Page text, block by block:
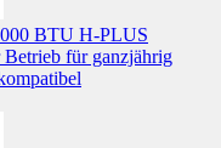
BTU H-PLUS
Betrieb für ganzjährig